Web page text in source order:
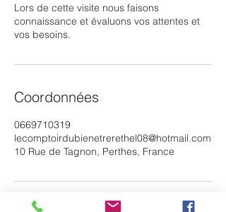
Lors de cette visite nous faisons
connaissance et évaluons vos attentes et
vos besoins.
Coordonnées
0669710319
lecomptoirdubienetrerethel08@hotmail.com
10 Rue de Tagnon, Perthes, France